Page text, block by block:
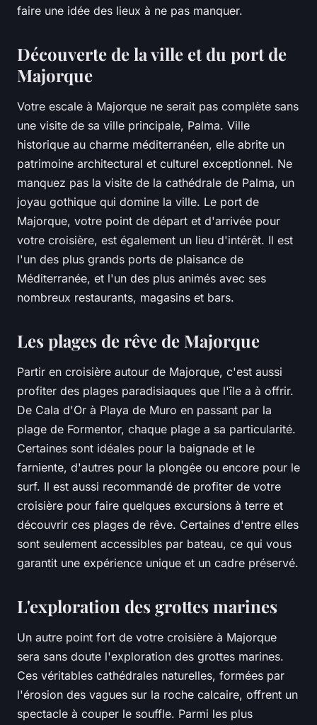
faire une idée des lieux à ne pas manquer.
Découverte de la ville et du port de
Majorque
Votre escale à Majorque ne serait pas complète sans
une visite de sa ville principale, Palma. Ville
historique au charme méditerranéen, elle abrite un
patrimoine architectural et culturel exceptionnel. Ne
manquez pas la visite de la cathédrale de Palma, un
joyau gothique qui domine la ville. Le port de
Majorque, votre point de départ et d'arrivée pour
votre croisière, est également un lieu d'intérêt. Il est
l'un des plus grands ports de plaisance de
Méditerranée, et l'un des plus animés avec ses
nombreux restaurants, magasins et bars.
Les plages de rêve de Majorque
Partir en croisière autour de Majorque, c'est aussi
profiter des plages paradisiaques que l'île a à offrir.
De Cala d'Or à Playa de Muro en passant par la
plage de Formentor, chaque plage a sa particularité.
Certaines sont idéales pour la baignade et le
farniente, d'autres pour la plongée ou encore pour le
surf. Il est aussi recommandé de profiter de votre
croisière pour faire quelques excursions à terre et
découvrir ces plages de rêve. Certaines d'entre elles
sont seulement accessibles par bateau, ce qui vous
garantit une expérience unique et un cadre préservé.
L'exploration des grottes marines
Un autre point fort de votre croisière à Majorque
sera sans doute l'exploration des grottes marines.
Ces véritables cathédrales naturelles, formées par
l'érosion des vagues sur la roche calcaire, offrent un
spectacle à couper le souffle. Parmi les plus